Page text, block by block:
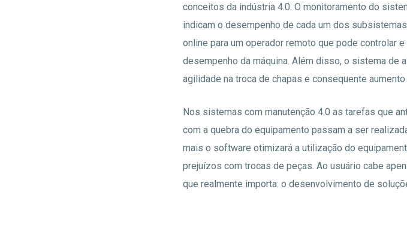
conceitos da indústria 4.0. O monitoramento do
indicam o desempenho de cada um dos
online para um operador remoto que pode controlar
desempenho da máquina. Além disso, o sistema de
agilidade na troca de chapas e consequente aumento
Nos sistemas com manutenção 4.0 as tarefas que
com a quebra do equipamento passam a ser
mais o software otimizará a utilização do
prejuízos com trocas de peças. Ao usuário cabe
que realmente importa: o desenvolvimento de